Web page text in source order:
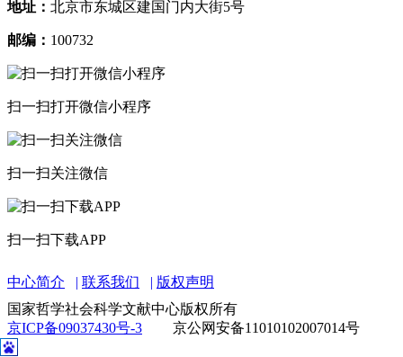
地址： 北京市东城区建国门内大街5号
邮编： 100732
扫一扫打开微信小程序
扫一扫关注微信
扫一扫下载APP
中心简介 联系我们
版权声明
国家哲学社会科学文献中心版权所有
京ICP备09037430号-3
京公网安备11010102007014号